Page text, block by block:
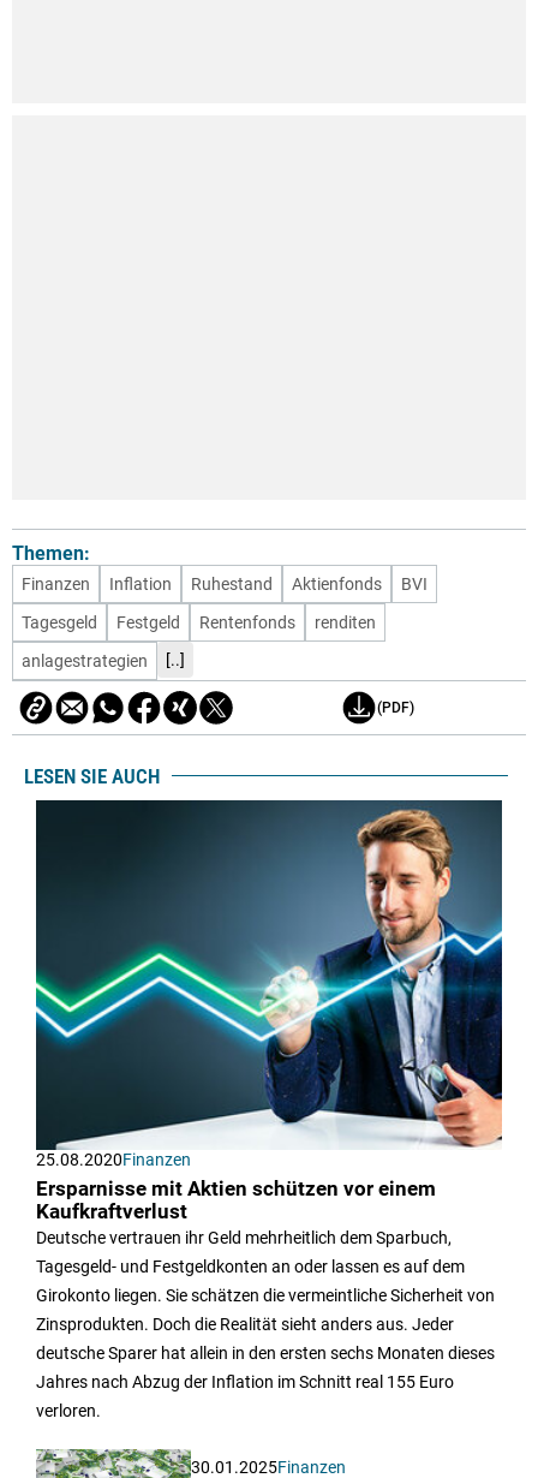
Themen:
Finanzen Inflation Ruhestand Aktienfonds
BVI
Tagesgeld
Festgeld Rentenfonds
renditen
anlagestrategien
[..]
(PDF)
LESEN SIE AUCH
25.08.2020Finanzen
Ersparnisse mit Aktien schützen vor einem
Kaufkraftverlust
Deutsche vertrauen ihr Geld mehrheitlich dem Sparbuch,
Tagesgeld- und Festgeldkonten an oder lassen es auf dem
Girokonto liegen. Sie schätzen die vermeintliche Sicherheit von
Zinsprodukten. Doch die Realität sieht anders aus. Jeder
deutsche Sparer hat allein in den ersten sechs Monaten dieses
Jahres nach Abzug der Inflation im Schnitt real 155 Euro
verloren.
30.01.2025Finanzen